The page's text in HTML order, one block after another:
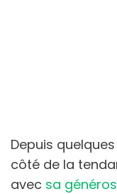
Depuis
côté de la
avec sa